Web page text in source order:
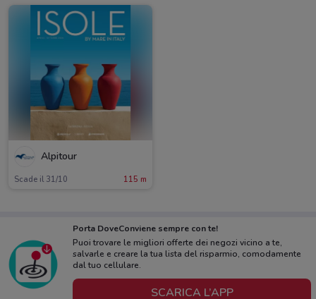
Alpitour
Scade il 31/10 115 m
Porta DoveConviene sempre con te!
Puoi trovare le migliori offerte dei negozi vicino a te,
salvarle e creare la tua lista del risparmio, comodamente
dal tuo cellulare.
SCARICA L’APP